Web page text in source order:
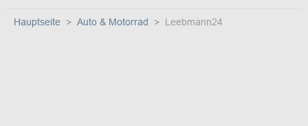
Hauptseite Auto & Motorrad Leebmann24